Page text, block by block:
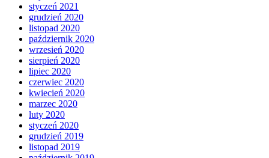
styczeń 2021
grudzień 2020
listopad 2020
październik 2020
wrzesień 2020
sierpień 2020
lipiec 2020
czerwiec 2020
kwiecień 2020
marzec 2020
luty 2020
styczeń 2020
grudzień 2019
listopad 2019